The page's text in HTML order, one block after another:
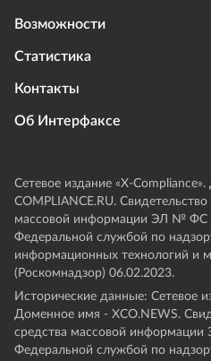
Возможности
Статистика
Контакты
Об Интерфаксе
Сетевое издание «Х-
COMPLIANCE.RU.
массовой информации ЭЛ № ФС
Федеральной службой по
информационных технологий и
(Роскомнадзор) 06.02.2023.
Исторические данные: Сетевое
Доменное имя - XCO.NEWS.
средства массовой
Федеральной службой по